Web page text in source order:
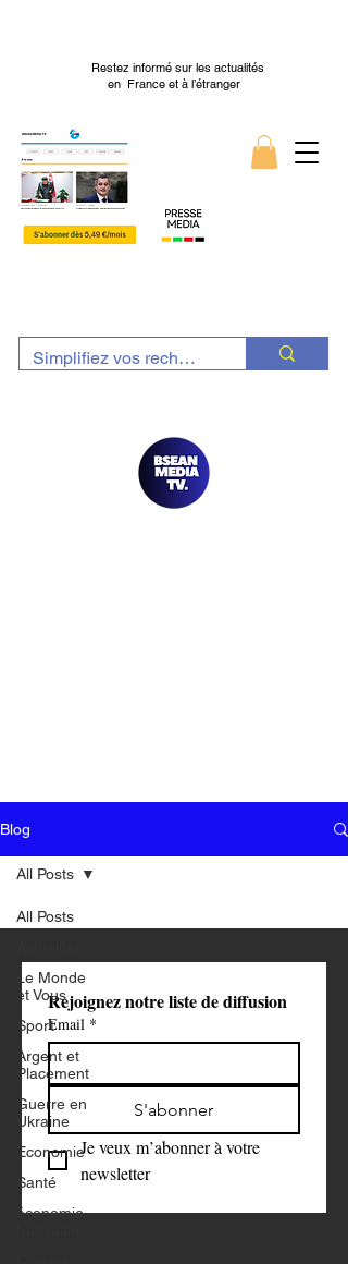
Restez informé sur les actualités
en France et à l’étranger
Blog
All Posts
Le Monde
et Vous
Sport
Argent et
Placement
Guerre en
Ukraine
Economie
Santé
économie
All Posts
Rejoignez notre liste de diffusion
Email *
S'abonner
Je veux m’abonner à votre
newsletter